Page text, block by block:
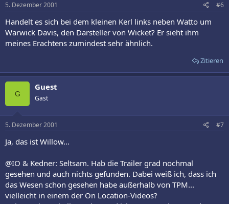
5. Dezember 2001 #6
Handelt es sich bei dem kleinen Kerl links neben Watto um
Warwick Davis, den Darsteller von Wicket? Er sieht ihm
meines Erachtens zumindest sehr ähnlich.
Zitieren
G
Guest
Gast
5. Dezember 2001 #7
Ja, das ist Willow...
@IO & Kedner: Seltsam. Hab die Trailer grad nochmal
gesehen und auch nichts gefunden. Dabei weiß ich, dass ich
das Wesen schon gesehen habe außerhalb von TPM...
vielleicht in einem der On Location-Videos?